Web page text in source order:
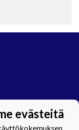
evästeitä